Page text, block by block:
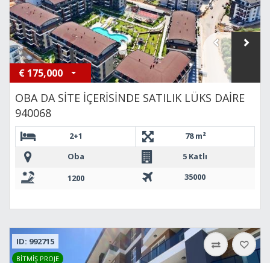
€ 175,000
OBA DA SİTE İÇERİSİNDE SATILIK LÜKS DAİRE
940068
2+1
78 m²
Oba
5 Katlı
1200
35000
ID: 992715
BİTMİŞ PROJE